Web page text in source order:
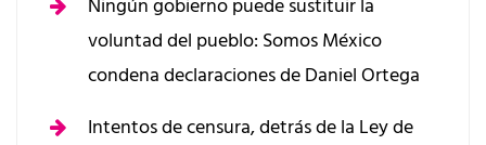
voluntad del pueblo: Somos México
condena declaraciones de Daniel Ortega
Intentos de censura, detrás de la Ley de